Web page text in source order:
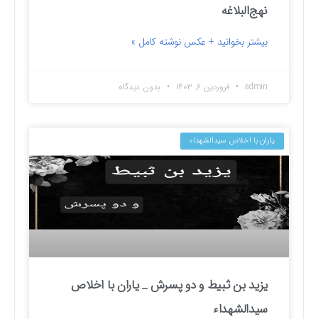
نهج‌البلاغه
بیشتر بخوانید + عکس نوشته کامل »
admin فروردین ۶, ۱۴۰۳ بدون دیدگاه
یاران با اخلاص سیدالشهداء
یزید بن ثبیط و دو پسرش _ یاران با اخلاص
سیدالشهداء